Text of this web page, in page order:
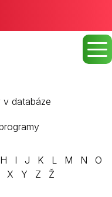
databáze
I J K L M N
O
X Y Z
Ž